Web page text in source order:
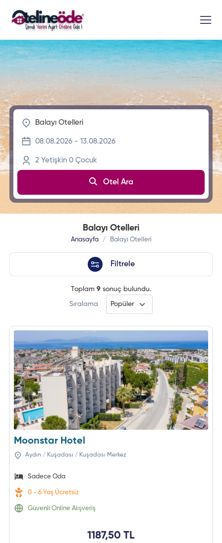
2 Yetişkin0 Çocuk
Otel Ara
Balayı Otelleri
Anasayfa Balayı Otelleri
Filtrele
Toplam 9 sonuç bulundu.
Sıralama
Moonstar Hotel
Aydın / Kuşadası / Kuşadası Merkez
Sadece Oda
0 - 6 Yaş Ücretsiz
Güvenli Online Alışveriş
1187,50 TL